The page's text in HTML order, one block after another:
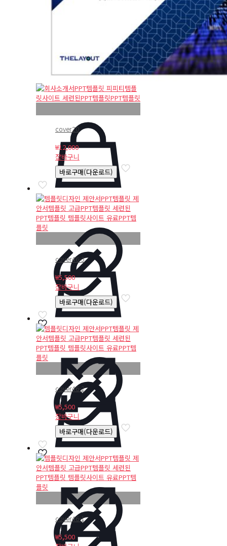
cover20
₩12,000
장바구니
바로구매(다운로드)
cover46-3
₩5,500
장바구니
바로구매(다운로드)
cover46-2
₩5,500
장바구니
바로구매(다운로드)
cover46-1
₩5,500